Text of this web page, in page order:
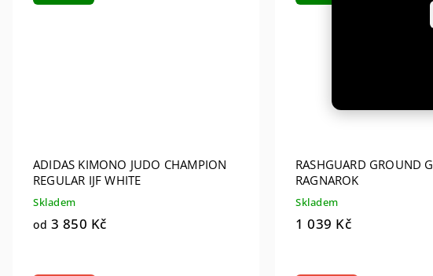
ADIDAS KIMONO JUDO CHAMPION
REGULAR IJF WHITE
Skladem
od 3 850 Kč
RASHGUARD GROUND
RAGNAROK
Skladem
1 039 Kč